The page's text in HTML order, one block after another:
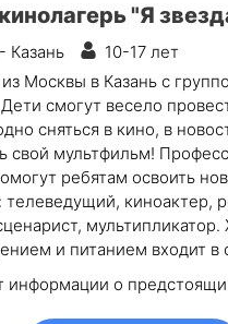
"Я
Казань
10-17 лет
Москвы в Казань с
смогут весело
сняться в кино, в
свой мультфильм!
ребятам освоить
телеведущий, киноактер,
и питанием входит в
информации о